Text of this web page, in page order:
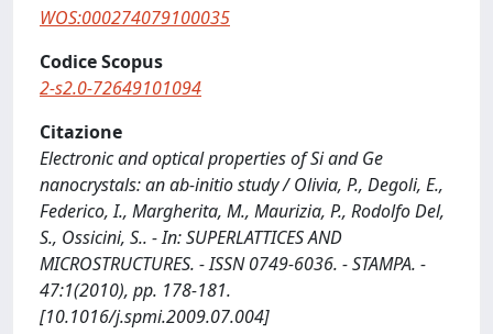
WOS:000274079100035
Codice Scopus
2-s2.0-72649101094
Citazione
Electronic and optical properties of Si and Ge
nanocrystals: an ab-initio study / Olivia, P., Degoli, E.,
Federico, I., Margherita, M., Maurizia, P., Rodolfo Del,
S., Ossicini, S.. - In: SUPERLATTICES AND
MICROSTRUCTURES. - ISSN 0749-6036. - STAMPA. -
47:1(2010), pp. 178-181.
[10.1016/j.spmi.2009.07.004]